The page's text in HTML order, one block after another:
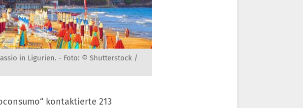
in Ligurien. - Foto: © Shutterstock /
kontaktierte 213